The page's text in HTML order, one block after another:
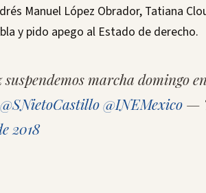
Manuel López Obrador, Tatiana
y pido apego al Estado de derecho.
marcha domingo en
@SNietoCastillo@INEMexico —
2018